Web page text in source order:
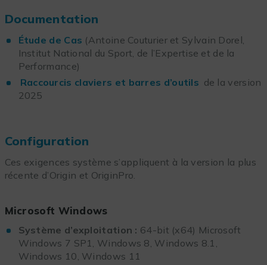
Documentation
Étude de Cas (Antoine Couturier et Sylvain Dorel,
Institut National du Sport, de l’Expertise et de la
Performance)
Raccourcis claviers et barres d’outils de la version
2025
Configuration
Ces exigences système s’appliquent à la version la plus
récente d’Origin et OriginPro.
Microsoft Windows
Système d’exploitation : 64-bit (x64) Microsoft
Windows 7 SP1, Windows 8, Windows 8.1,
Windows 10, Windows 11